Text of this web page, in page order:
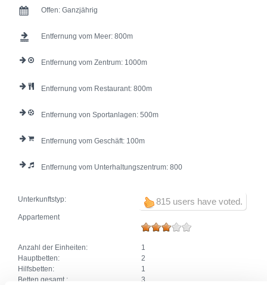
Offen: Ganzjährig
Entfernung vom Meer: 800
Entfernung vom Zentrum: 1000
Entfernung vom Restaurant: 800
Entfernung von Sportanlagen: 500
Entfernung vom Geschäft: 100
Entfernung vom Unterhaltungszentrum: 800
815 users have voted.
Unterkunftstyp:
Appartement
Anzahl der Einheiten:
1
Hauptbetten:
2
Hilfsbetten:
1
Betten gesamt :
3